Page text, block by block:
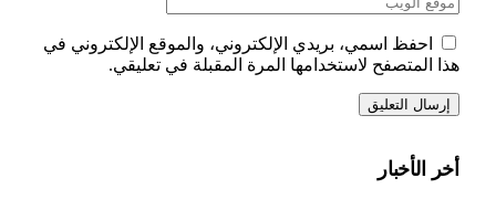
احفظ اسمي، بريدي الإلكتروني، والموقع الإلكتروني في
هذا المتصفح لاستخدامها المرة المقبلة في تعليقي.
أخر الأخبار